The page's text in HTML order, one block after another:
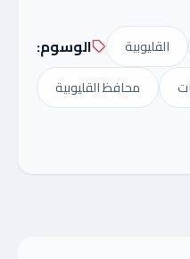
الوسوم: القليوبية
محافظ القليوبية